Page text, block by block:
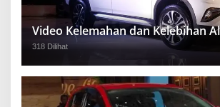
Video Kelemahan dan Kelebihan
318 Dilihat